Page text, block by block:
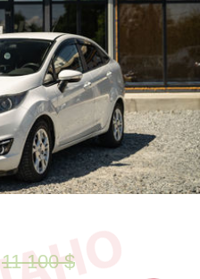
11 100 $